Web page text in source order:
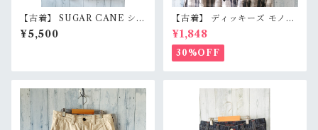
【古着】 SUGAR CANE シュ
ガーケーン 半袖 アロハシャツ
L グレー 総柄 アースカラー か
¥5,500
【古着】 ディッキーズ モノト
ーン チェックシャツ 半袖 メン
ズ XL グレー ブラック 黒 コ
ットン100% Dickies RankB
¥1,848
30%OFF